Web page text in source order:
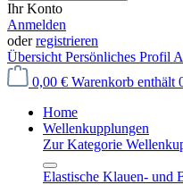
Ihr Konto
Anmelden
oderregistrieren
Übersicht Persönliches Profil
0,00 € Warenkorb enthält
Home
Wellenkupplungen
Zur Kategorie
Elastische Klauen- und